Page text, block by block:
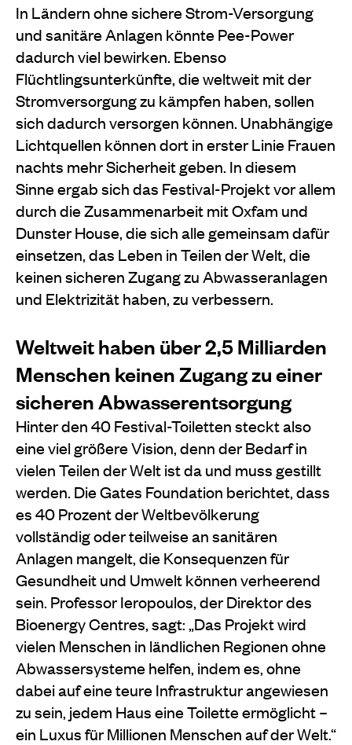
In Ländern ohne sichere Strom-Versorgung
und sanitäre Anlagen könnte Pee-Power
dadurch viel bewirken. Ebenso
Flüchtlingsunterkünfte, die weltweit mit der
Stromversorgung zu kämpfen haben, sollen
sich dadurch versorgen können. Unabhängige
Lichtquellen können dort in erster Linie Frauen
nachts mehr Sicherheit geben. In diesem
Sinne ergab sich das Festival-Projekt vor allem
durch die Zusammenarbeit mit Oxfam und
Dunster House, die sich alle gemeinsam dafür
einsetzen, das Leben in Teilen der Welt, die
keinen sicheren Zugang zu Abwasseranlagen
und Elektrizität haben, zu verbessern.
Weltweit haben über 2,5 Milliarden
Menschen keinen Zugang zu einer
sicheren Abwasserentsorgung
Hinter den 40 Festival-Toiletten steckt also
eine viel größere Vision, denn der Bedarf in
vielen Teilen der Welt ist da und muss gestillt
werden. Die Gates Foundation berichtet, dass
es 40 Prozent der Weltbevölkerung
vollständig oder teilweise an sanitären
Anlagen mangelt, die Konsequenzen für
Gesundheit und Umwelt können verheerend
sein. Professor Ieropoulos, der Direktor des
Bioenergy Centres, sagt: „Das Projekt wird
vielen Menschen in ländlichen Regionen ohne
Abwassersysteme helfen, indem es, ohne
dabei auf eine teure Infrastruktur angewiesen
zu sein, jedem Haus eine Toilette ermöglicht –
ein Luxus für Millionen Menschen auf der Welt.“